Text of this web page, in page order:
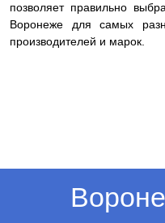
позволяет правильно
Воронеже для самых
производителей и марок.